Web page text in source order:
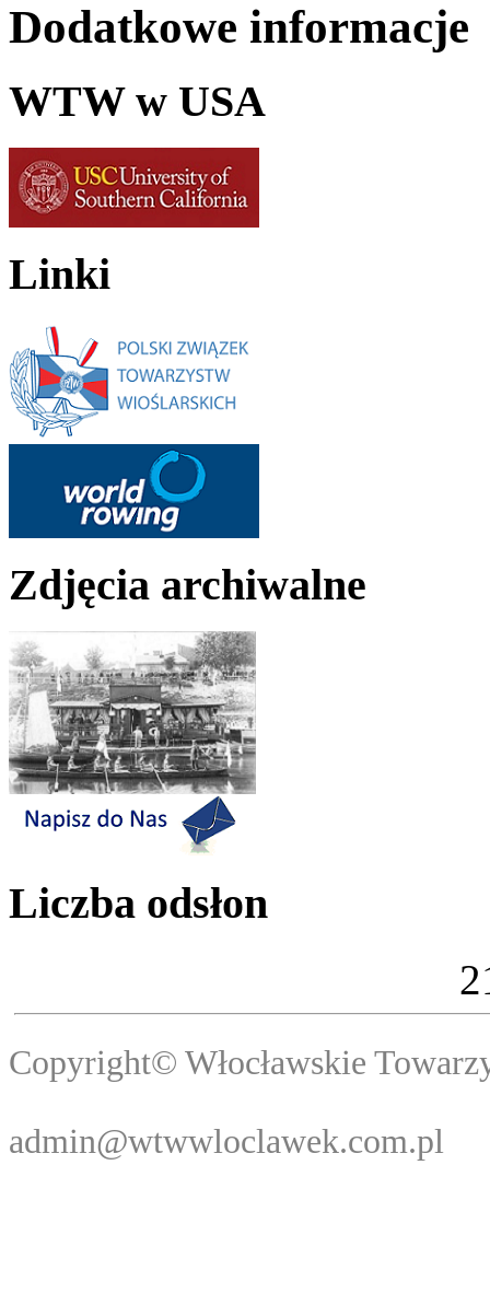
Dodatkowe informacje
WTW w USA
Linki
Zdjęcia archiwalne
Liczba odsłon
2
Copyright©
admin@wtwwloclawek.com.pl